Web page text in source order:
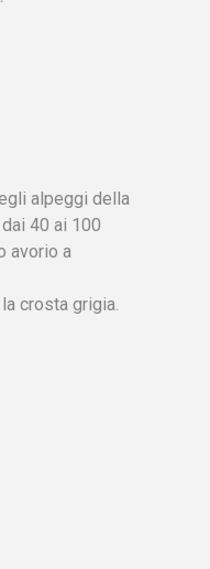
alpeggi della
40 ai 100
avorio a
crosta grigia.